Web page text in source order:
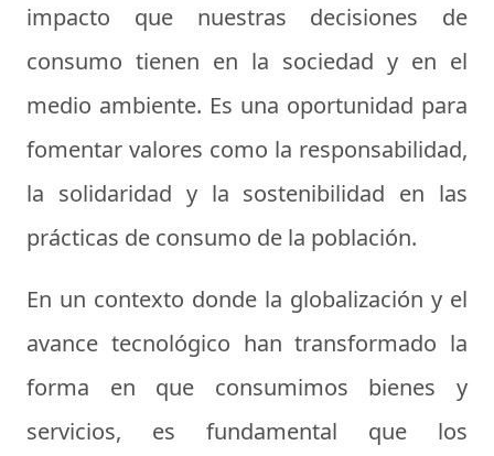
impacto que nuestras decisiones de
consumo tienen en la sociedad y en el
medio ambiente. Es una oportunidad para
fomentar valores como la responsabilidad,
la solidaridad y la sostenibilidad en las
prácticas de consumo de la población.
En un contexto donde la globalización y el
avance tecnológico han transformado la
forma en que consumimos bienes y
servicios, es fundamental que los